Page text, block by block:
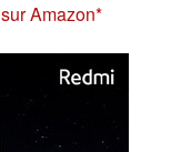
Amazon